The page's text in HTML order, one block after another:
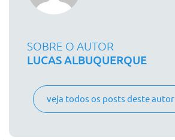
SOBRE O AUTOR
LUCAS ALBUQUERQUE
veja todos os posts deste autor